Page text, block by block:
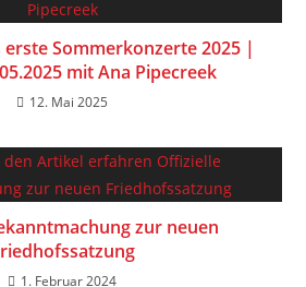
Sommerkonzerte 2025 |
mit Ana Pipecreek
12. Mai 2025
zur neuen
1. Februar 2024